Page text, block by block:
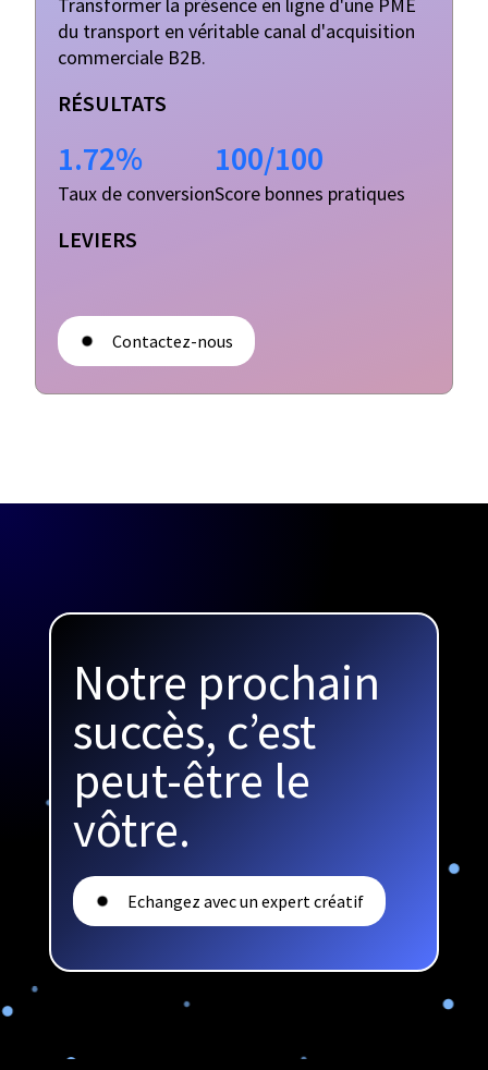
Transformer la présence en ligne d'une PME
du transport en véritable canal d'acquisition
commerciale B2B.
RÉSULTATS
1.72%
Taux de conversion
100/100
Score bonnes pratiques
LEVIERS
Contactez-nous
Notre prochain
succès, c’est
peut-être le
vôtre.
Echangez avec un expert créatif